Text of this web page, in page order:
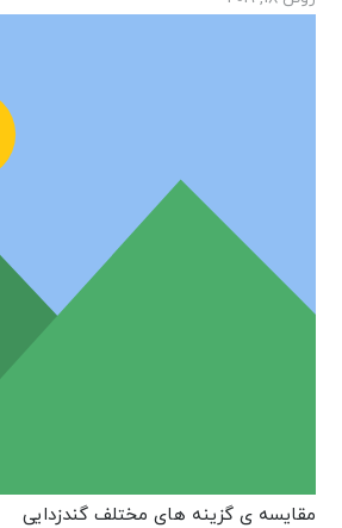
مقایسه ی گزینه های مختلف گندزدایی